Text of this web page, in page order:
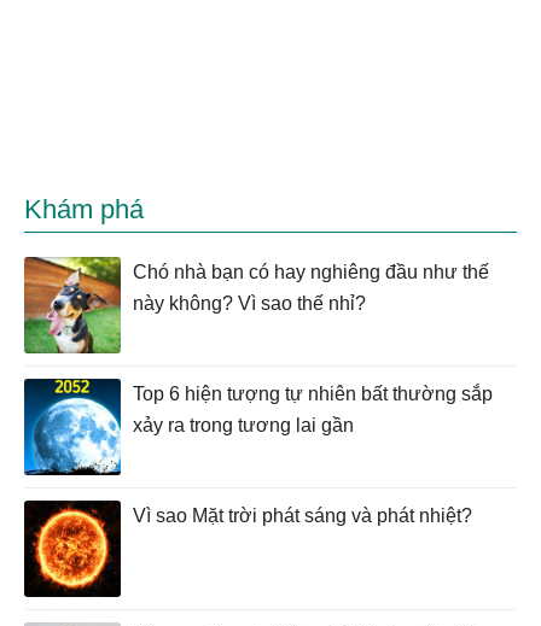
Khám phá
Chó nhà bạn có hay nghiêng đầu như thế
này không? Vì sao thế nhỉ?
Top 6 hiện tượng tự nhiên bất thường sắp
xảy ra trong tương lai gần
Vì sao Mặt trời phát sáng và phát nhiệt?